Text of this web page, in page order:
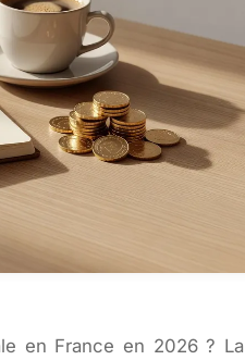
en France en 2026 ? La